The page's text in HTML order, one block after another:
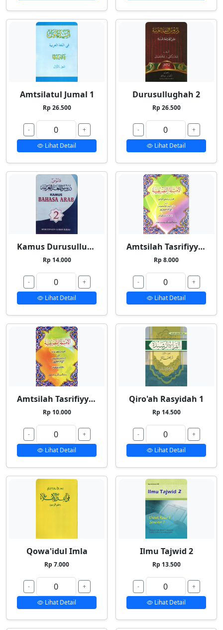
Amtsilatul Jumal 1
Rp 26.500
-
+
Lihat Detail
Durusullughah 2
Rp 26.500
-
+
Lihat Detail
Kamus Durusullughah 2
Rp 14.000
-
+
Lihat Detail
Amtsilah Tasrifiyyah Kecil
Rp 8.000
-
+
Lihat Detail
Amtsilah Tasrifiyyah Besar
Rp 10.000
-
+
Lihat Detail
Qiro'ah Rasyidah 1
Rp 14.500
-
+
Lihat Detail
Qowa'idul Imla
Rp 7.000
-
+
Lihat Detail
Ilmu Tajwid 2
Rp 13.500
-
+
Lihat Detail